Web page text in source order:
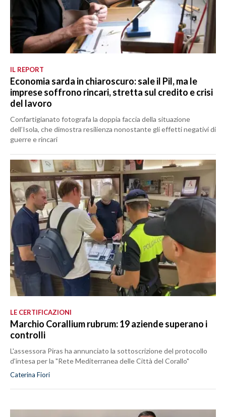
IL REPORT
Economia sarda in chiaroscuro: sale il Pil, ma le
imprese soffrono rincari, stretta sul credito e crisi
del lavoro
Confartigianato fotografa la doppia faccia della situazione
dell’Isola, che dimostra resilienza nonostante gli effetti negativi di
guerre e rincari
LE CERTIFICAZIONI
Marchio Corallium rubrum: 19 aziende superano i
controlli
L'assessora Piras ha annunciato la sottoscrizione del protocollo
d'intesa per la "Rete Mediterranea delle Città del Corallo"
Caterina Fiori